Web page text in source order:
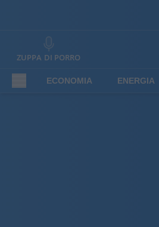
ZUPPA DI PORRO
ECONOMIA ENERGIA